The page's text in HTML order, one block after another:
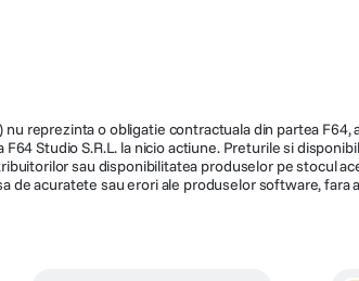
nu reprezinta o obligatie contractuala din partea
Studio S.R.L. la nicio actiune. Preturile si
sau disponibilitatea produselor pe stocul
acuratete sau erori ale produselor software, fara